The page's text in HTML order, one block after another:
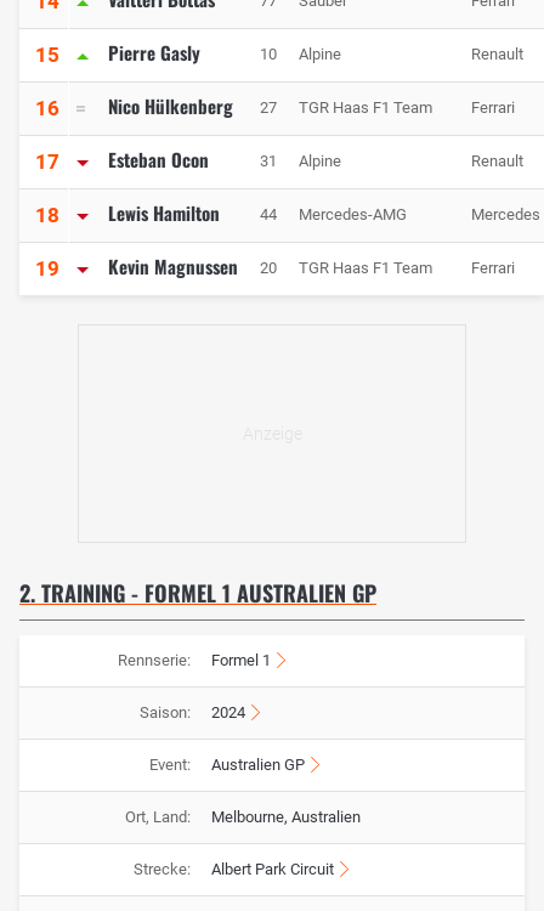
15 Pierre Gasly 10 Alpine Renault
16 Nico Hülkenberg 27 TGR Haas F1 Team Ferrari
17 Esteban Ocon 31 Alpine Renault
18 Lewis Hamilton 44 Mercedes-AMG Mercedes
19 Kevin Magnussen 20 TGR Haas F1 Team Ferrari
2. TRAINING - FORMEL 1 AUSTRALIEN GP
Rennserie: Formel 1
Saison: 2024
Event: Australien GP
Ort, Land: Melbourne, Australien
Strecke: Albert Park Circuit